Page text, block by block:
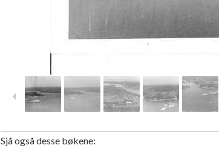
Sjå også desse bøkene: